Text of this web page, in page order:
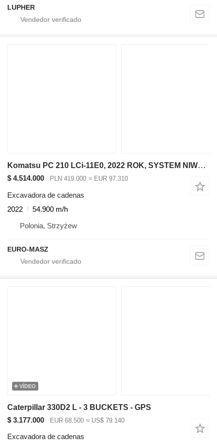
LUPHER
Komatsu PC 210 LCi-11E0, 2022 ROK, SYSTEM NIWELACJI 3D
$ 4.514.000 PLN 419.000 ≈ EUR 97.310
Excavadora de cadenas
2022
54.900 m/h
Polonia, Strzyżew
EURO-MASZ
VÍDEO
Caterpillar 330D2 L - 3 BUCKETS - GPS
$ 3.177.000
EUR 68.500 ≈ US$ 79.140
Excavadora de cadenas